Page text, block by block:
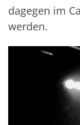
dagegen im
werden.